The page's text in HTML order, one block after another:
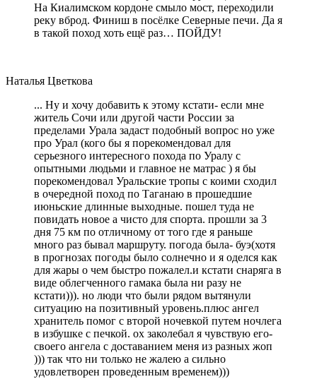
На Киалимском кордоне смыло мост, переходили
реку вброд. Финиш в посёлке Северные печи. Да я
в такой поход хоть ещё раз… ПОЙДУ!
Наталья Цветкова
... Ну и хочу добавить к этому кстати- если мне
житель Сочи или другой части России за
пределами Урала задаст подобный вопрос но уже
про Урал (кого бы я порекомендовал для
серьезного интересного похода по Уралу с
опытными людьми и главное не матрас ) я бы
порекомендовал Уральские тропы с коими сходил
в очередной поход по Таганаю в прошедшие
июньские длинные выходные. пошел туда не
повидать новое а чисто для спорта. прошли за 3
дня 75 км по отличному от того где я раньше
много раз бывал маршруту. погода была- буэ(хотя
в прогнозах погоды было солнечно и я оделся как
для жары о чем быстро пожалел.и кстати снаряга в
виде облегченного гамака была ни разу не
кстати))). но люди что были рядом вытянули
ситуацию на позитивный уровень.плюс ангел
хранитель помог с второй ночевкой путем ночлега
в избушке с печкой. ох заколебал я чувствую его-
своего ангела с доставанием меня из разных жоп
))) так что ни только не жалею а сильно
удовлетворен проведенным временем)))